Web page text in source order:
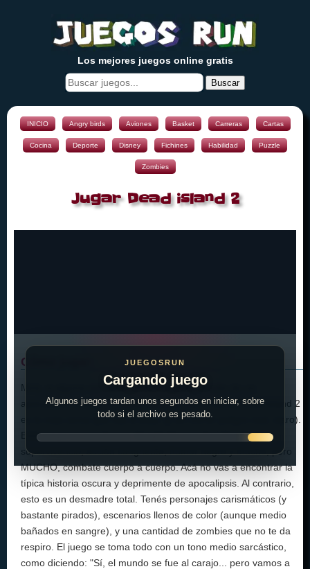
Los mejores juegos online gratis
Buscar
INICIO Angry birds Aviones Basket Carreras Cartas
Cocina Deporte Disney Fichines Habilidad Puzzle
Zombies
Jugar Dead island 2
JUEGOSRUN
Cargando juego
Algunos juegos tardan unos segundos en iniciar, sobre
todo si el archivo es pesado.
Cómo jugar:
Mirá, si alguna vez soñaste con estar en medio de un
apocalipsis zombie en pleno paraíso californiano, Dead Island 2
es lo más cerca que vas a estar (y sin correr peligro real, claro).
Este juego es una locura. Imaginate una mezcla entre
supervivencia, acción sangrienta, humor negro y mucho, pero
MUCHO, combate cuerpo a cuerpo. Acá no vas a encontrar la
típica historia oscura y deprimente de apocalipsis. Al contrario,
esto es un desmadre total. Tenés personajes carismáticos (y
bastante pirados), escenarios llenos de color (aunque medio
bañados en sangre), y una cantidad de zombies que no te da
respiro. El juego se toma todo con un tono medio sarcástico,
como diciendo: "Sí, el mundo se fue al carajo... pero vamos a